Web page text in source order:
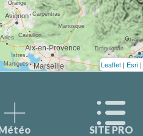
Leaflet | Esri |
SITE PRO